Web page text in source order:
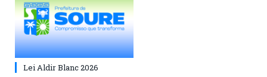
Lei Aldir Blanc 2026